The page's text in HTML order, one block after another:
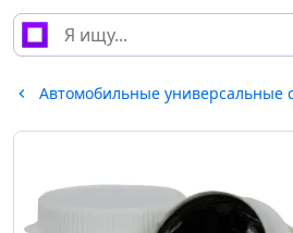
Автомобильные универсальные